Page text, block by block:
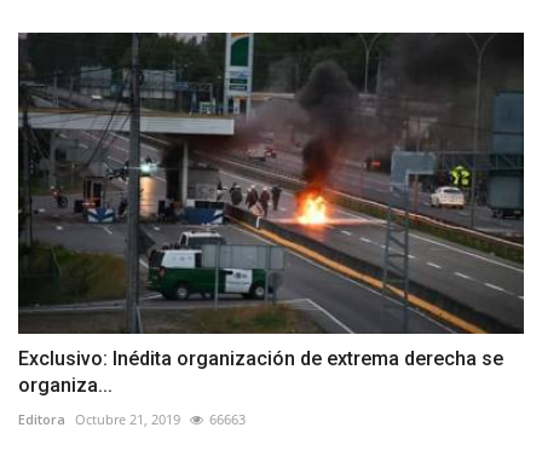
Exclusivo: Inédita organización de extrema derecha se
organiza...
Editora Octubre 21, 2019 66663